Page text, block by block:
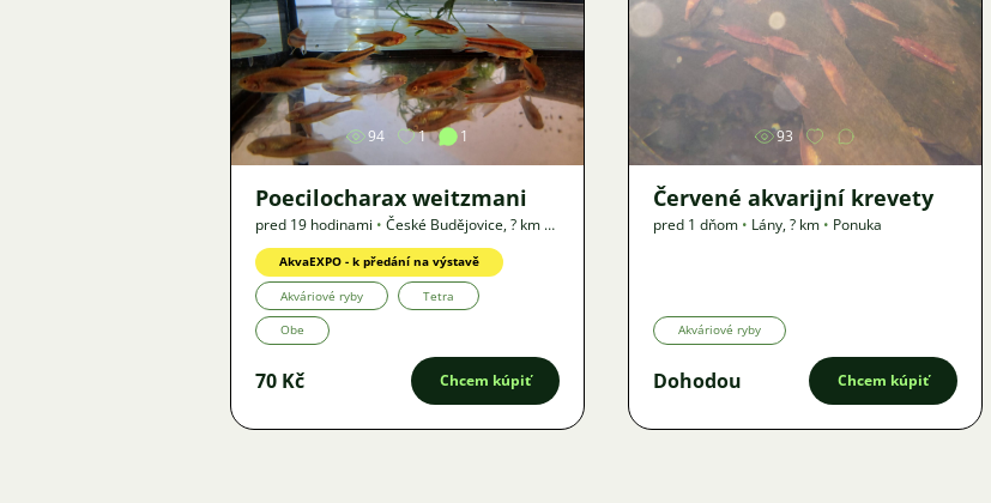
Obrázok
94 1 1
Poecilocharax weitzmani
pred 19 hodinami • České Budějovice,? km •
Ponuka
AkvaEXPO - k předání na výstavě
Akváriové ryby Tetra
Obe
70 Kč Chcem kúpiť
Obrázok
93
Červené akvarijní krevety
pred 1 dňom • Lány,? km • Ponuka
Akváriové ryby
Dohodou Chcem kúpiť